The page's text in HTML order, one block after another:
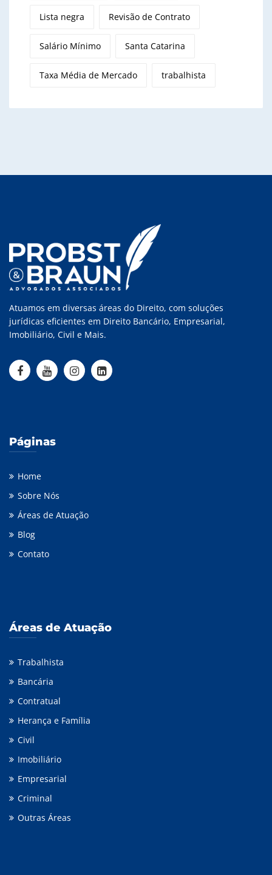
Lista negra Revisão de Contrato
Salário Mínimo Santa Catarina
Taxa Média de Mercado trabalhista
Atuamos em diversas áreas do Direito, com soluções
jurídicas eficientes em Direito Bancário, Empresarial,
Imobiliário, Civil e Mais.
Páginas
Home
Sobre Nós
Áreas de Atuação
Blog
Contato
Áreas de Atuação
Trabalhista
Bancária
Contratual
Herança e Família
Civil
Imobiliário
Empresarial
Criminal
Outras Áreas